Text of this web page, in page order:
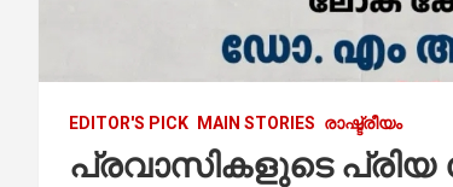
EDITOR'S PICK MAIN STORIES രാഷ്ട്രീയം
പ്രവാസികളുടെ